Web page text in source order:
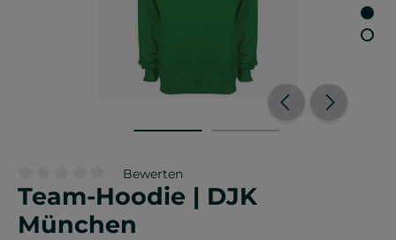
Durchschnittliche Bewertung von 0 von 5 Sternen
Bewerten
Team-Hoodie | DJK
München